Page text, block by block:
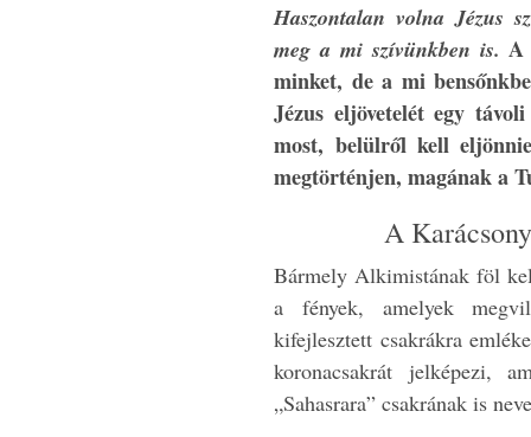
Haszontalan volna Jézus
meg a mi szívünkben is.A
minket, de a mi
Jézus eljövetelét egy
most, belülről kell
megtörténjen, magának a
A
Bármely Alkimistának föl
a fények, amelyek
kifejlesztett csakrákra
koronacsakrát jelképezi,
„Sahasrara” csakrának is